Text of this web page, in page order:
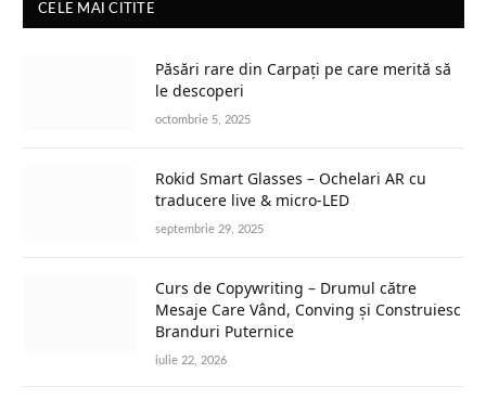
CELE MAI CITITE
Păsări rare din Carpați pe care merită să
le descoperi
octombrie 5, 2025
Rokid Smart Glasses – Ochelari AR cu
traducere live & micro-LED
septembrie 29, 2025
Curs de Copywriting – Drumul către
Mesaje Care Vând, Conving și Construiesc
Branduri Puternice
iulie 22, 2026